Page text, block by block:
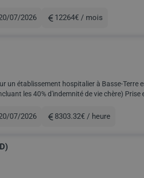
07/2026
Rémunération
12264€ / mois
hospitalier à Basse-Terre en
07/2026
Rémunération
8303.32€ / heure